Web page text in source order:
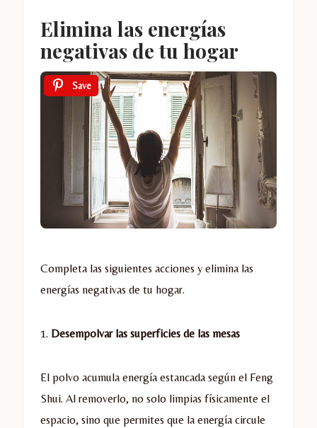
Elimina las energías
negativas de tu hogar
Save
Completa las siguientes acciones y elimina las
energías negativas de tu hogar.
1. Desempolvar las superficies de las mesas
El polvo acumula energía estancada según el Feng
Shui. Al removerlo, no solo limpias físicamente el
espacio, sino que permites que la energía circule